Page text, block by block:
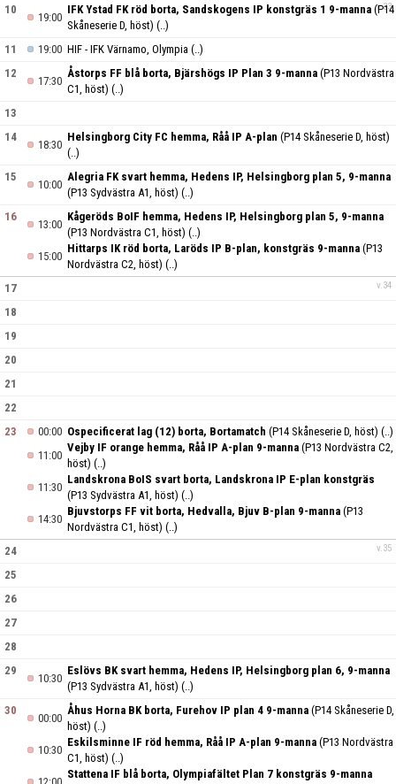
v.33
10
19:00
IFK Ystad FK röd borta, Sandskogens IP konstgräs 1 9-manna (P14
Skåneserie D, höst) (..)
11
19:00 HIF - IFK Värnamo, Olympia (..)
12
17:30
Åstorps FF blå borta, Bjärshögs IP Plan 3 9-manna (P13 Nordvästra
C1, höst) (..)
13
14
18:30
Helsingborg City FC hemma, Råå IP A-plan (P14 Skåneserie D, höst)
(..)
15
10:00
Alegria FK svart hemma, Hedens IP, Helsingborg plan 5, 9-manna
(P13 Sydvästra A1, höst) (..)
16
13:00
Kågeröds BoIF hemma, Hedens IP, Helsingborg plan 5, 9-manna
(P13 Nordvästra C1, höst) (..)
15:00
Hittarps IK röd borta, Laröds IP B-plan, konstgräs 9-manna (P13
Nordvästra C2, höst) (..)
v.34
17
18
19
20
21
22
23
00:00 Ospecificerat lag (12) borta, Bortamatch (P14 Skåneserie D, höst) (..)
11:00
Vejby IF orange hemma, Råå IP A-plan 9-manna (P13 Nordvästra C2,
höst) (..)
11:30
Landskrona BoIS svart borta, Landskrona IP E-plan konstgräs
(P13 Sydvästra A1, höst) (..)
14:30
Bjuvstorps FF vit borta, Hedvalla, Bjuv B-plan 9-manna (P13
Nordvästra C1, höst) (..)
v.35
24
25
26
27
28
29
10:30
Eslövs BK svart hemma, Hedens IP, Helsingborg plan 6, 9-manna
(P13 Sydvästra A1, höst) (..)
30
00:00
Åhus Horna BK borta, Furehov IP plan 4 9-manna (P14 Skåneserie D,
höst) (..)
10:30
Eskilsminne IF röd hemma, Råå IP A-plan 9-manna (P13 Nordvästra
C1, höst) (..)
Stattena IF blå borta, Olympiafältet Plan 7 konstgräs 9-manna